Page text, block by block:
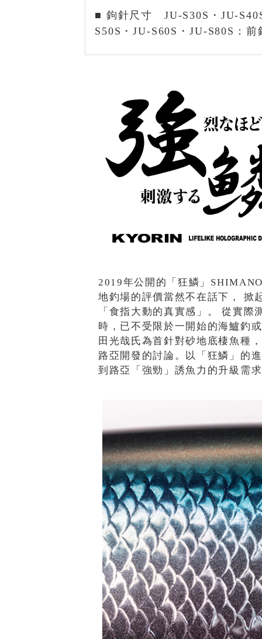
■ 鉤針尺寸 JU-S30S・JU-
S50S・JU-S60S・JU-S80S：
2019年公開的「狂鱗」
地釣場的評價當然不在話下， 掀
「食指大動的真實感」。 從實
時，已不受限於一開始的海鱸釣
田光哉氏為首針對砂地底棲魚種
路亞開發的討論。以「狂鱗」的
到路亞「強勁」誘魚力的升級需